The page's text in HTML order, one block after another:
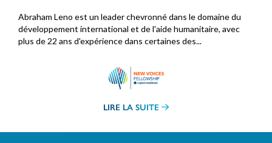
Abraham Leno est un leader chevronné dans le domaine du
développement international et de l'aide humanitaire, avec
plus de 22 ans d'expérience dans certaines des...
LIRE LA SUITE